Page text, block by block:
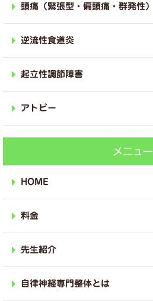
頭痛（緊張型・偏頭痛・群発性）
逆流性食道炎
起立性調節障害
アトピー
メニュー
HOME
料金
先生紹介
自律神経専門整体とは